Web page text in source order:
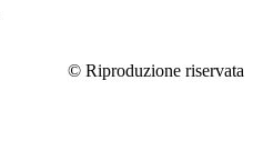
© Riproduzione riservata